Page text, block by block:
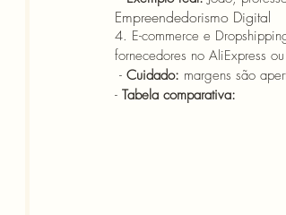
Empreendedorismo Digital
4. E-commerce e
fornecedores no AliExpress
- Cuidado: margens são
- Tabela comparativa: